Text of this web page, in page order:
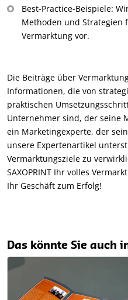
Best-Practice-Beispiele:
Methoden und Strategien
Vermarktung vor.
Die Beiträge über
Informationen, die von
praktischen
Unternehmer sind, der seine
ein Marketingexperte, der
unsere Expertenartikel
Vermarktungsziele zu
SAXOPRINT Ihr volles
Ihr Geschäft zum Erfolg!
Das könnte Sie auch